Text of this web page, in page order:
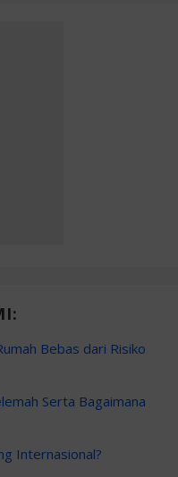
Bebas dari Risiko
Serta Bagaimana
Internasional?